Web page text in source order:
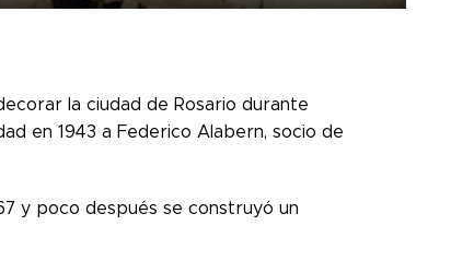
la ciudad de Rosario durante
en 1943 a Federico Alabern, socio de
y poco después se construyó un